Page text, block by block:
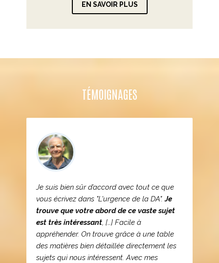
EN SAVOIR PLUS
TÉMOIGNAGES
Je suis bien sûr d’accord avec tout ce que
vous écrivez dans "L'urgence de la DA".Je
trouve que votre abord de ce vaste sujet
est très intéressant, […] Facile à
appréhender. On trouve grâce à une table
des matières bien détaillée directement les
sujets qui nous intéressent. Avec mes